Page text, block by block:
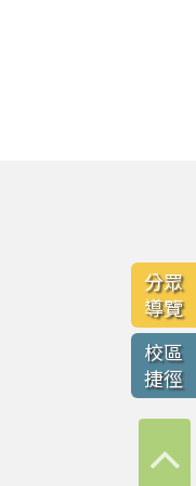
分眾
導覽
校區
捷徑